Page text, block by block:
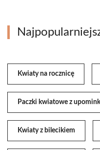
Kwiaty na rocznicę
Paczki kwiatowe z
Kwiaty z bilecikiem